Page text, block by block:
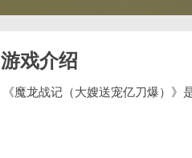
游戏介绍
《魔龙战记（大嫂送宠亿刀爆）